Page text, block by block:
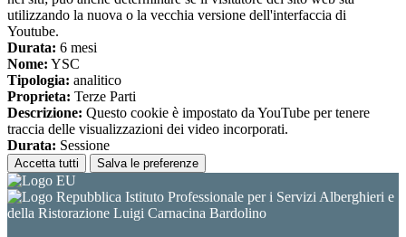
utilizzando la nuova o la vecchia versione dell'interfaccia di
Youtube.
Durata: 6 mesi
Nome: YSC
Tipologia: analitico
Proprieta: Terze Parti
Descrizione: Questo cookie è impostato da YouTube per tenere
traccia delle visualizzazioni dei video incorporati.
Durata: Sessione
Accetta tutti Salva le preferenze
Istituto Professionale per i Servizi Alberghieri e
della Ristorazione Luigi Carnacina Bardolino